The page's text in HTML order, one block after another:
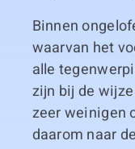
Binnen
waarvan het
alle
zijn bij de
zeer weinigen
daarom naar